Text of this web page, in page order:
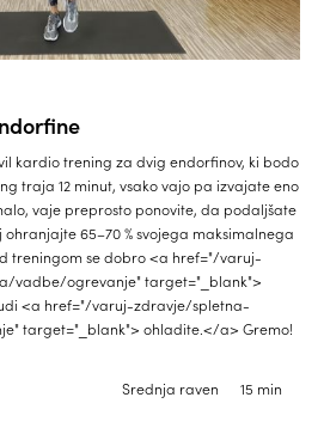
kardio trening za dvig endorfinov, ki bodo
traja 12 minut, vsako vajo pa izvajate eno
vaje preprosto ponovite, da podaljšate
65–70 % svojega maksimalnega
treningom se dobro <a href="/varuj-
vadbe/ogrevanje" target="_blank">
<a href="/varuj-zdravje/spletna-
target="_blank"> ohladite.</a> Gremo!
Srednja raven 15 min